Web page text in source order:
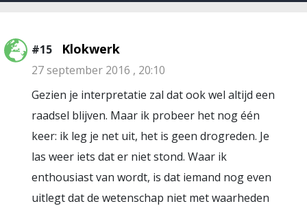
#15 Klokwerk
27 september 2016 , 20:10
Gezien je interpretatie zal dat ook wel altijd een
raadsel blijven. Maar ik probeer het nog één
keer: ik leg je net uit, het is geen drogreden. Je
las weer iets dat er niet stond. Waar ik
enthousiast van wordt, is dat iemand nog even
uitlegt dat de wetenschap niet met waarheden